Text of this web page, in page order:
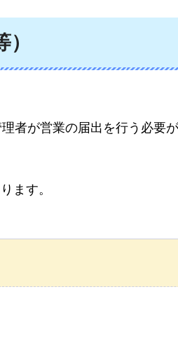
者が営業の届出を行う必要が
ます。